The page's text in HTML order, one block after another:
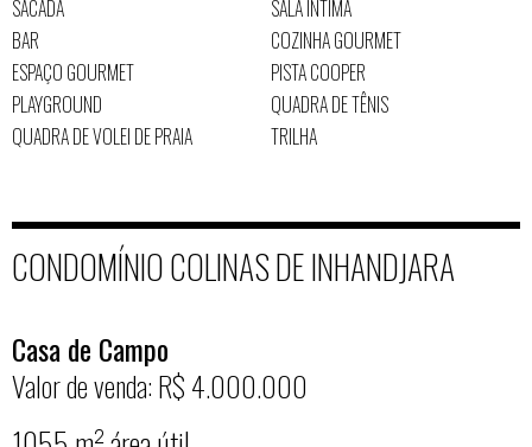
SACADA
SALA ÍNTIMA
BAR
COZINHA GOURMET
ESPAÇO GOURMET
PISTA COOPER
PLAYGROUND
QUADRA DE TÊNIS
QUADRA DE VOLEI DE PRAIA
TRILHA
CONDOMÍNIO COLINAS DE INHANDJARA
Casa de Campo
Valor de venda: R$ 4.000.000